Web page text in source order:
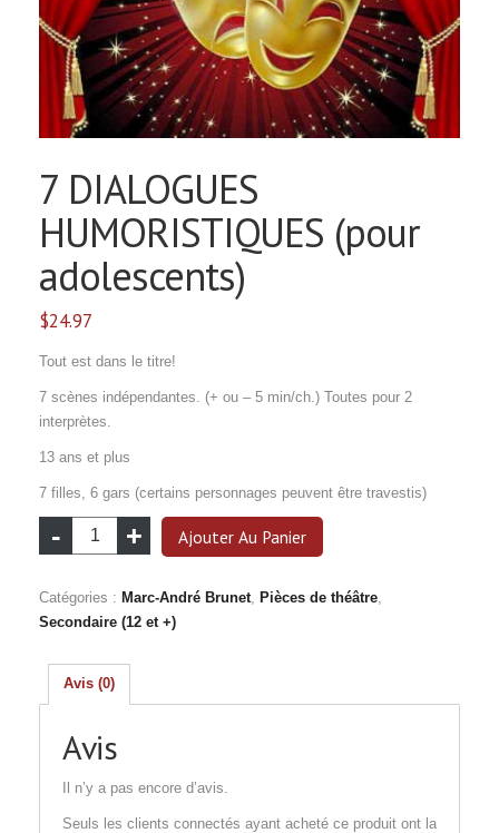
7 DIALOGUES
HUMORISTIQUES (pour
adolescents)
$24.97
Tout est dans le titre!
7 scènes indépendantes. (+ ou – 5 min/ch.) Toutes pour 2
interprètes.
13 ans et plus
7 filles, 6 gars (certains personnages peuvent être travestis)
quantité
de
DIALOGUES
HUMORISTIQUES
adolescents)
Ajouter Au Panier
Catégories : Marc-André Brunet Pièces de théâtre
Secondaire (12 et +)
Avis (0)
Avis
Il n’y a pas encore d’avis.
Seuls les clients connectés ayant acheté ce produit ont la